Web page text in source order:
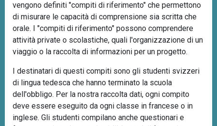
vengono definiti "compiti di riferimento" che permettono
di misurare le capacità di comprensione sia scritta che
orale. I "compiti di riferimento" possono comprendere
attività private o scolastiche, quali l'organizzazione di un
viaggio o la raccolta di informazioni per un progetto.
I destinatari di questi compiti sono gli studenti svizzeri
di lingua tedesca che hanno terminato la scuola
dell'obbligo. Per la nostra raccolta dati, ogni compito
deve essere eseguito da ogni classe in francese o in
inglese. Gli studenti compilano anche questionari e